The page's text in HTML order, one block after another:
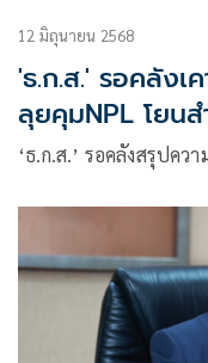
12 มิถุนายน 2568
'ธ.ก.ส.' รอคลังเ
ลุยคุมNPL โยนส
‘ธ.ก.ส.’ รอคลังสรุปค